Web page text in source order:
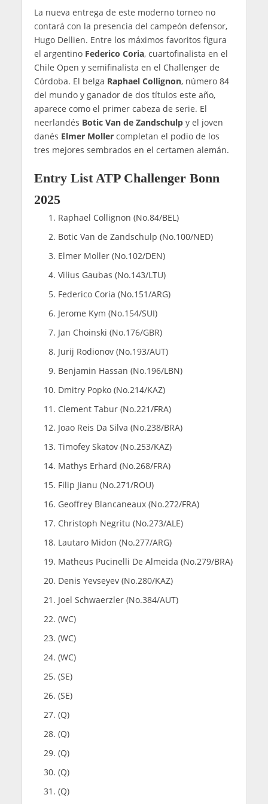
La nueva entrega de este moderno torneo no
contará con la presencia del campeón defensor,
Hugo Dellien. Entre los máximos favoritos figura
el argentino Federico Coria, cuartofinalista en el
Chile Open y semifinalista en el Challenger de
Córdoba. El belga Raphael Collignon, número 84
del mundo y ganador de dos títulos este año,
aparece como el primer cabeza de serie. El
neerlandés Botic Van de Zandschulpy el joven
danés Elmer Mollercompletan el podio de los
tres mejores sembrados en el certamen alemán.
Entry List ATP Challenger Bonn
2025
Raphael Collignon (No.84/BEL)
Botic Van de Zandschulp (No.100/NED)
Elmer Moller (No.102/DEN)
Vilius Gaubas (No.143/LTU)
Federico Coria (No.151/ARG)
Jerome Kym (No.154/SUI)
Jan Choinski (No.176/GBR)
Jurij Rodionov (No.193/AUT)
Benjamin Hassan (No.196/LBN)
Dmitry Popko (No.214/KAZ)
Clement Tabur (No.221/FRA)
Joao Reis Da Silva (No.238/BRA)
Timofey Skatov (No.253/KAZ)
Mathys Erhard (No.268/FRA)
Filip Jianu (No.271/ROU)
Geoffrey Blancaneaux (No.272/FRA)
Christoph Negritu (No.273/ALE)
Lautaro Midon (No.277/ARG)
Matheus Pucinelli De Almeida (No.279/BRA)
Denis Yevseyev (No.280/KAZ)
Joel Schwaerzler (No.384/AUT)
(WC)
(WC)
(WC)
(SE)
(SE)
(Q)
(Q)
(Q)
(Q)
(Q)